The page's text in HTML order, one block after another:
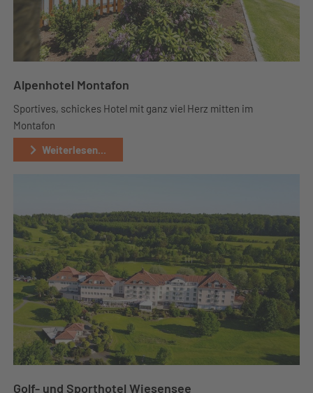
Alpenhotel Montafon
Sportives, schickes Hotel mit ganz viel Herz mitten im
Montafon
Weiterlesen...
Golf- und Sporthotel Wiesensee